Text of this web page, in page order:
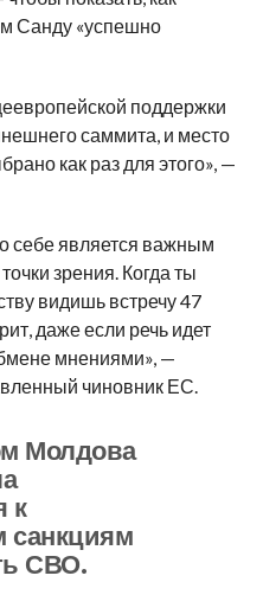
Санду «успешно
поддержки
саммита, и место
как раз для этого», —
себе является важным
зрения. Когда ты
видишь встречу 47
даже если речь идет
мнениями», —
чиновник ЕС.
Молдова
к
санкциям
СВО.